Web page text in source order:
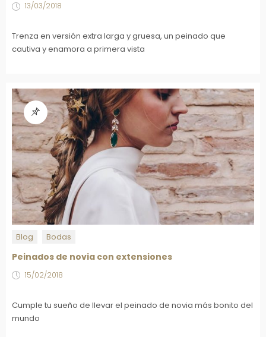
13/03/2018
Trenza en versión extra larga y gruesa, un peinado que
cautiva y enamora a primera vista
Blog Bodas
Peinados de novia con extensiones
15/02/2018
Cumple tu sueño de llevar el peinado de novia más bonito del
mundo